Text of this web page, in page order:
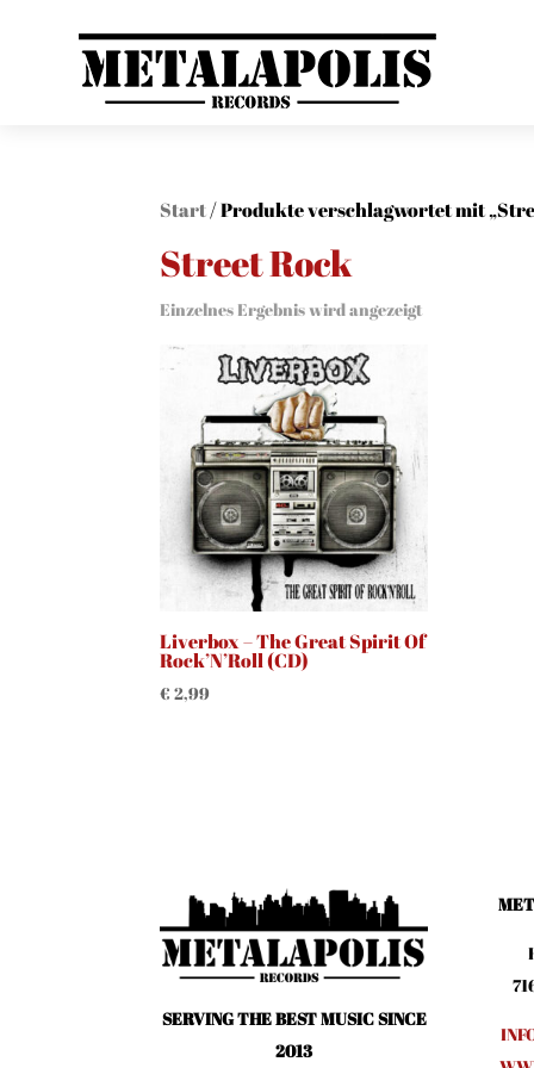
Start/ Produkte verschlagwortet mit
Street Rock
Einzelnes Ergebnis wird angezeigt
Liverbox – The Great Spirit Of
Rock’N’Roll (CD)
€ 2,99
SERVING THE BEST MUSIC SINCE
2013